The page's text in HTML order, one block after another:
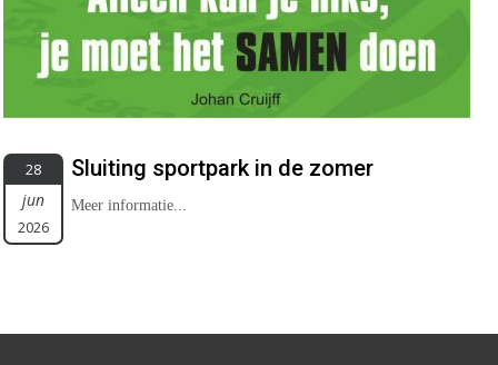
28
jun
2026
Sluiting sportpark in de zomer
Meer informatie...